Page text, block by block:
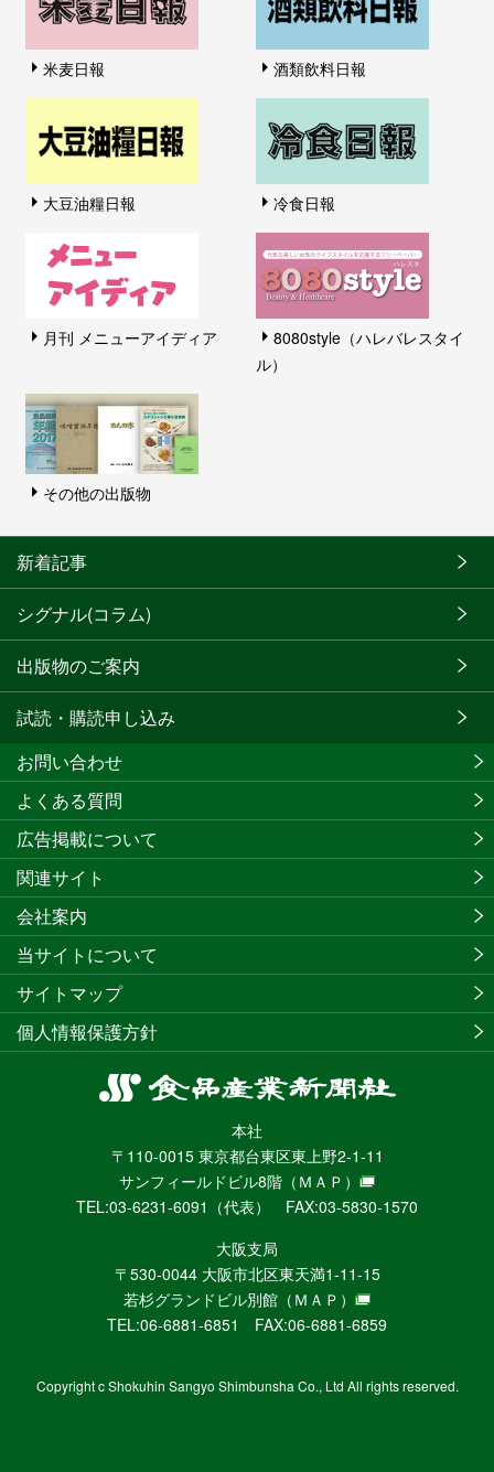
米麦日報 酒類飲料日報
大豆油糧日報 冷食日報
月刊 メニューアイディア
8080style（ハレバレスタイ
ル）
その他の出版物
新着記事
シグナル(コラム)
出版物のご案内
試読・購読申し込み
食
産
業
新
聞
社
ニ
ュ
ー
WEB
本社
〒110-0015 東京都台東区東上野2-1-11
サンフィールドビル8階 （ＭＡＰ）
TEL:03-6231-6091（代表） FAX:03-5830-1570
大阪支局
〒530-0044 大阪市北区東天満1-11-15
若杉グランドビル別館 （ＭＡＰ）
TEL:06-6881-6851 FAX:06-6881-6859
お問い合わせ
よくある質問
広告掲載について
関連サイト
会社案内
当サイトについて
サイトマップ
個人情報保護方針
Copyright c Shokuhin Sangyo Shimbunsha Co., Ltd All rights reserved.